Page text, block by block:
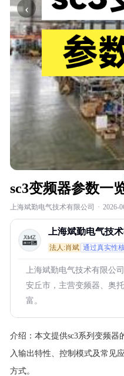
‹
sc3变频器参数一
上海斌勤电气技术有限公司 · 2026-
上海斌勤电气技
法人:肖斌 通过真实性
上海斌勤电气技术有限公
安丘市，主营变频器、奥
富。
介绍： 本文提供sc3系列变频器
入输出特性、控制模式及常见
方式。